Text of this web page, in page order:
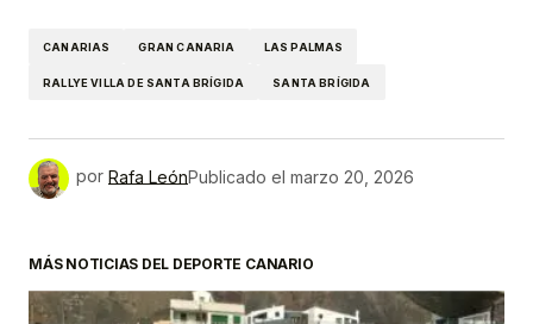
CANARIAS GRAN CANARIA LAS PALMAS
RALLYE VILLA DE SANTA BRÍGIDA SANTA BRÍGIDA
por Rafa LeónPublicado el marzo 20, 2026
MÁS NOTICIAS DEL DEPORTE CANARIO